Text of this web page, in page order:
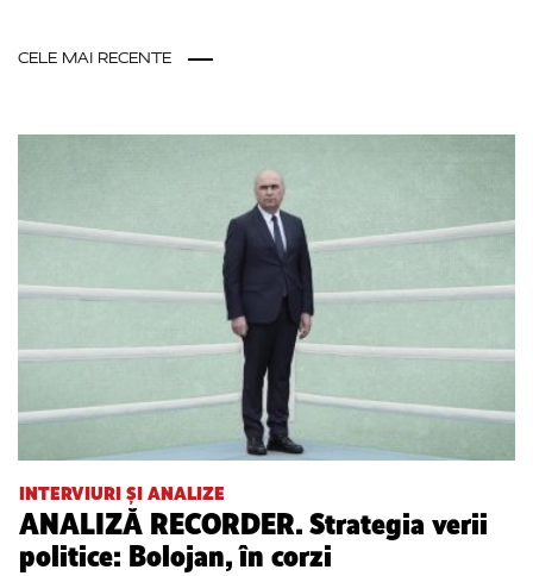
CELE MAI RECENTE
INTERVIURI ȘI ANALIZE
ANALIZĂ RECORDER. Strategia verii
politice: Bolojan, în corzi